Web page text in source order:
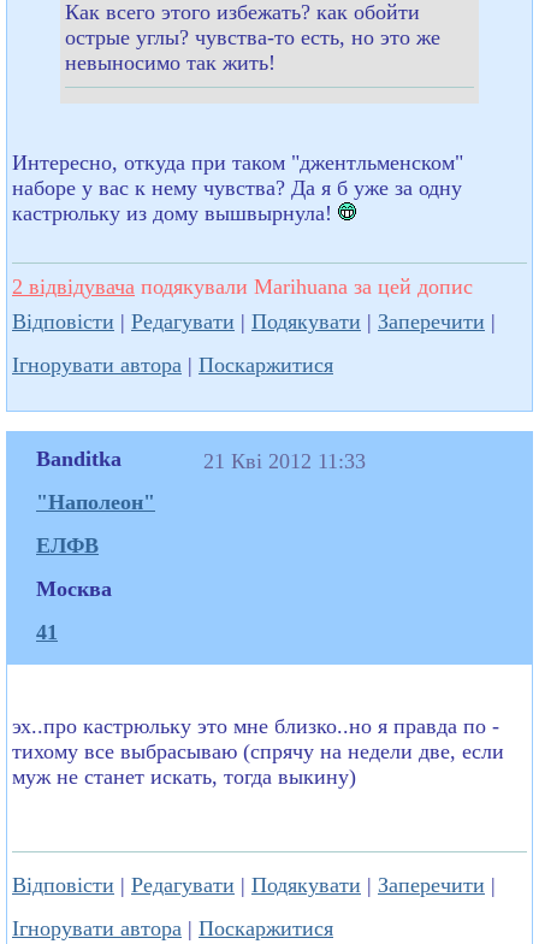
Как всего этого избежать? как обойти
острые углы? чувства-то есть, но это же
невыносимо так жить!
Интересно, откуда при таком "джентльменском"
наборе у вас к нему чувства? Да я б уже за одну
кастрюльку из дому вышвырнула!
2 відвідувача подякували Marihuana за цей допис
Відповісти | Редагувати | Подякувати | Заперечити |
Ігнорувати автора | Поскаржитися
Banditka
"Наполеон"
ЕЛФВ
Москва
41
21 Кві 2012 11:33
эх..про кастрюльку это мне близко..но я правда по -
тихому все выбрасываю (спрячу на недели две, если
муж не станет искать, тогда выкину)
Відповісти | Редагувати | Подякувати | Заперечити |
Ігнорувати автора | Поскаржитися